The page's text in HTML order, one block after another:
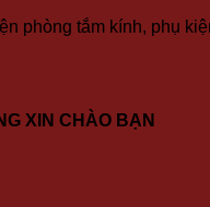
phòng tắm kính, phụ
XIN CHÀO BẠN